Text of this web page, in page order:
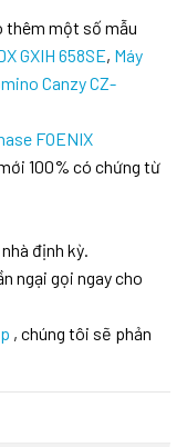
thêm một số mẫu
GXIH 658SE, Máy
Canzy CZ-
FOENIX
100% có chứng từ
định kỳ.
ngại gọi ngay cho
, chúng tôi sẽ phản